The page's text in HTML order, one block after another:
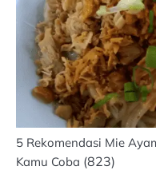
5 Rekomendasi Mie
Kamu Coba (823)